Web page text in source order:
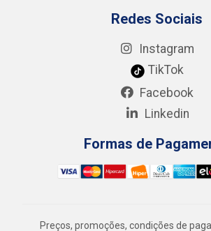
Redes Sociais
Instagram
TikTok
Facebook
Linkedin
Formas de
Preços, promoções, condições de